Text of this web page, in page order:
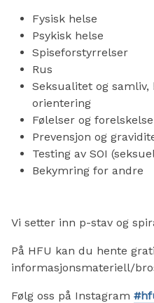
Fysisk helse
Psykisk helse
Spiseforstyrrelser
Rus
Seksualitet og
orientering
Følelser og forelskelse
Prevensjon og
Testing av SOI
Bekymring for andre
Vi setter inn p-stav og
På HFU kan du hente
informasjonsmateriell/
Følg oss på Instagram